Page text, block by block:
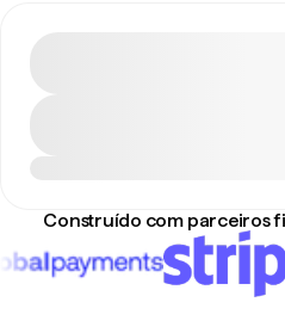
Construído com parceiros